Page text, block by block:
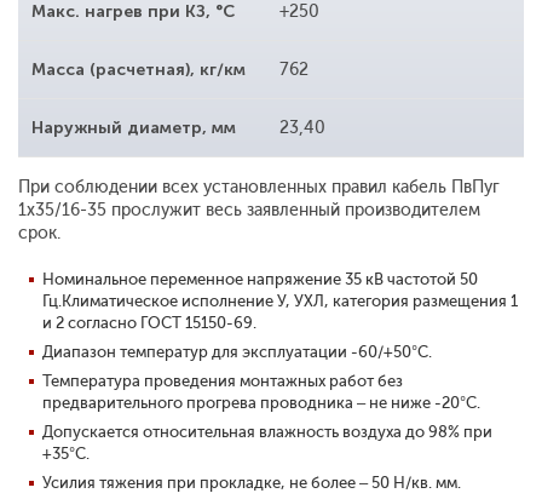
Макс. нагрев при КЗ, °С +250
Масса (расчетная), кг/км 762
Наружный диаметр, мм 23,40
При соблюдении всех установленных правил кабель ПвПуг
1x35/16-35 прослужит весь заявленный производителем
срок.
Номинальное переменное напряжение 35 кВ частотой 50
Гц.Климатическое исполнение У, УХЛ, категория размещения 1
и 2 согласно ГОСТ 15150-69.
Диапазон температур для эксплуатации -60/+50°С.
Температура проведения монтажных работ без
предварительного прогрева проводника – не ниже -20°С.
Допускается относительная влажность воздуха до 98% при
+35°С.
Усилия тяжения при прокладке, не более – 50 Н/кв. мм.